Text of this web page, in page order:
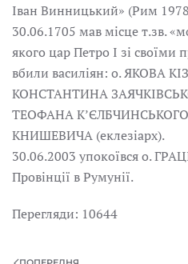
Іван Винницький» (Рим
30.06.1705 мав місце т.зв.
якого цар Петро І зі
вбили василіян: о. ЯКОВА
КОНСТАНТИНА
ТЕОФАНА К’ЄЛБЧИНСЬКОГО
КНИШЕВИЧА (еклезіарх).
30.06.2003 упокоївся о.
Провінції в Румунії.
Перегляди: 10644